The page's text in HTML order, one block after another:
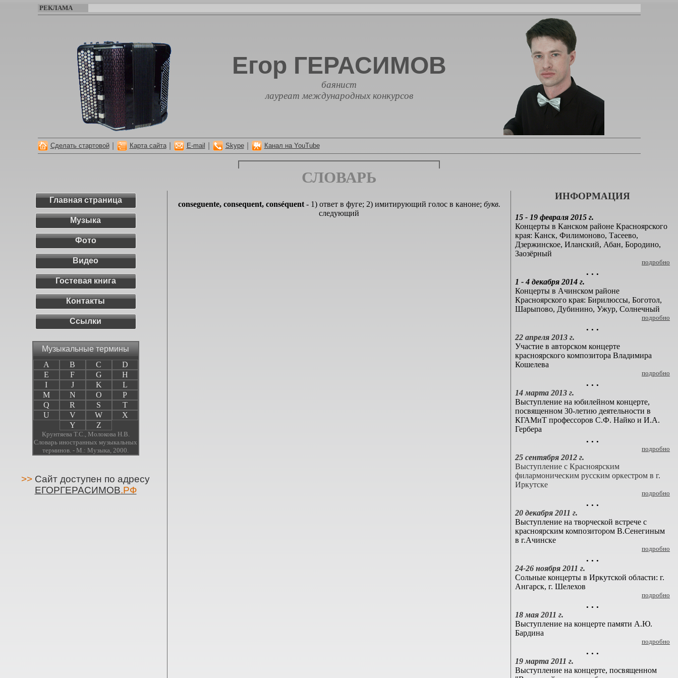
РЕКЛАМА
Егор ГЕРАСИМОВ
баянист
лауреат международных конкурсов
Сделать стартовой Карта сайта E-mail Skype Канал на YouTube
СЛОВАРЬ
Главная страница
Музыка
Фото
Видео
Гостевая книга
Контакты
Ссылки
Музыкальные термины
A
B C
D
E
F G
H
I
J K
L
M
N O
P
Q
R S
T
U
V W
X
Y
Z
Крунтяева Т.С., Молокова Н.В.
Словарь иностранных музыкальных
терминов. - М.: Музыка, 2000.
>> Сайт доступен по адресу
ЕГОРГЕРАСИМОВ.РФ
conseguente, consequent, conséquent- 1) ответ в фуге; 2) имитирующий голос в каноне; букв.
следующий
ИНФОРМАЦИЯ
15 - 19 февраля 2015 г.
Концерты в Канском районе Красноярского
края: Канск, Филимоново, Тасеево,
Дзержинское, Иланский, Абан, Бородино,
Заозёрный
подробно
. . .
1 - 4 декабря 2014 г.
Концерты в Ачинском районе
Красноярского края: Бирилюссы, Боготол,
Шарыпово, Дубинино, Ужур, Солнечный
подробно
. . .
22 апреля 2013 г.
Участие в авторском концерте
красноярского композитора Владимира
Кошелева
подробно
. . .
14 марта 2013 г.
Выступление на юбилейном концерте,
посвященном 30-летию деятельности в
КГАМиТ профессоров С.Ф. Найко и И.А.
Гербера
. . .
подробно
25 сентября 2012 г.
Выступление с Красноярским
филармоническим русским оркестром в г.
Иркутске
подробно
. . .
20 декабря 2011 г.
Выступление на творческой встрече с
красноярским композитором В.Сенегиным
в г.Ачинске
подробно
. . .
24-26 ноября 2011 г.
Сольные концерты в Иркутской области: г.
Ангарск, г. Шелехов
подробно
. . .
18 мая 2011 г.
Выступление на концерте памяти А.Ю.
Бардина
подробно
. . .
19 марта 2011 г.
Выступление на концерте, посвященном